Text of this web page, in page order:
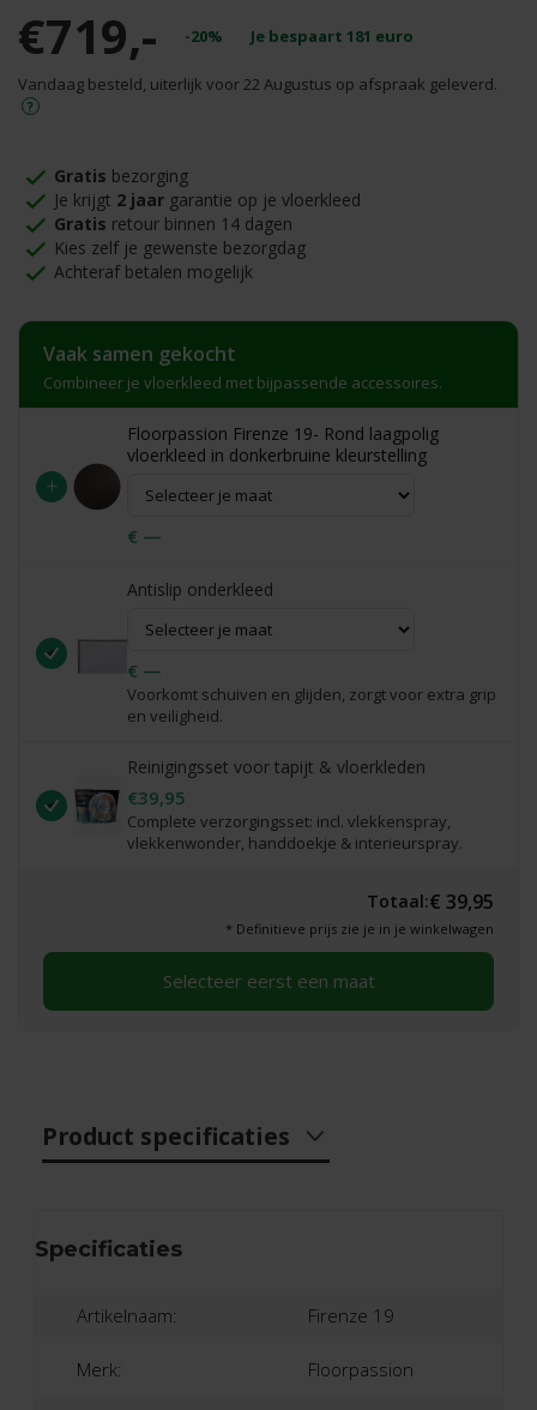
€719,- -20% Je bespaart 181 euro
Vandaag besteld, uiterlijk voor 22 Augustus op afspraak geleverd.
Gratis bezorging
Je krijgt 2 jaar garantie op je vloerkleed
Gratis retour binnen 14 dagen
Kies zelf je gewenste bezorgdag
Achteraf betalen mogelijk
Vaak samen gekocht
Combineer je vloerkleed met bijpassende accessoires.
+
Floorpassion Firenze 19- Rond laagpolig
vloerkleed in donkerbruine kleurstelling
€ —
Antislip onderkleed
€ —
Voorkomt schuiven en glijden, zorgt voor extra grip
en veiligheid.
Reinigingsset voor tapijt & vloerkleden
€39,95
Complete verzorgingsset: incl. vlekkenspray,
vlekkenwonder, handdoekje & interieurspray.
Totaal:€ 39,95
* Definitieve prijs zie je in je winkelwagen
Selecteer eerst een maat
Product specificaties
Specificaties
Artikelnaam: Firenze 19
Merk: Floorpassion